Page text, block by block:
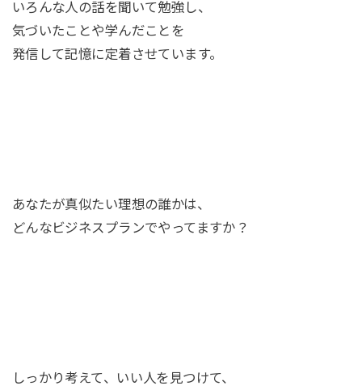
いろんな人の話を聞いて勉強し、
気づいたことや学んだことを
発信して記憶に定着させています。
あなたが真似たい理想の誰かは、
どんなビジネスプランでやってますか？
しっかり考えて、いい人を見つけて、